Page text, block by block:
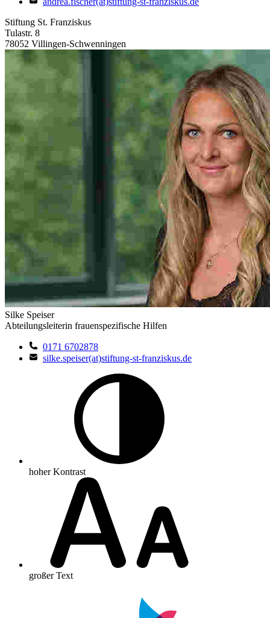
Stiftung St. Franziskus
Tulastr. 8
78052 Villingen-Schwenningen
Silke Speiser
Abteilungsleiterin frauenspezifische Hilfen
0171 6702878
silke.speiser(at)stiftung-st-franziskus.de
hoher Kontrast
großer Text